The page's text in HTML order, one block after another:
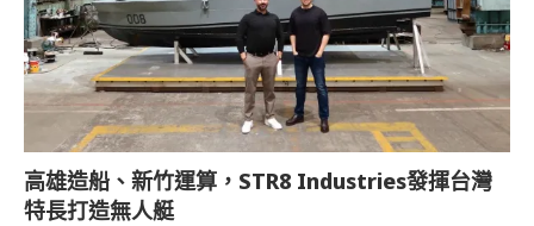
高雄造船、新竹運算，STR8 Industries發揮台灣
特長打造無人艇